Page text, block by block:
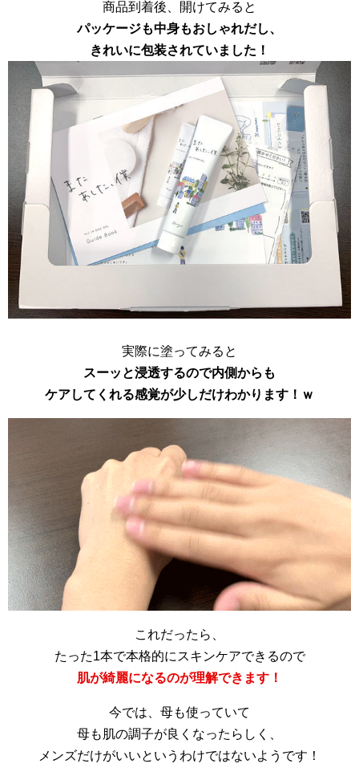
商品到着後、開けてみると
パッケージも中身もおしゃれだし、
きれいに包装されていました！
実際に塗ってみると
スーッと浸透するので内側からも
ケアしてくれる感覚が少しだけわかります！ｗ
これだったら、
たった1本で本格的にスキンケアできるので
肌が綺麗になるのが理解できます！
今では、母も使っていて
母も肌の調子が良くなったらしく、
メンズだけがいいというわけではないようです！